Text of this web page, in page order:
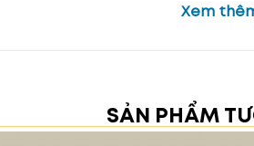
Primrose Oil):Chống oxy hóa và
Xem
SẢN PHẨM